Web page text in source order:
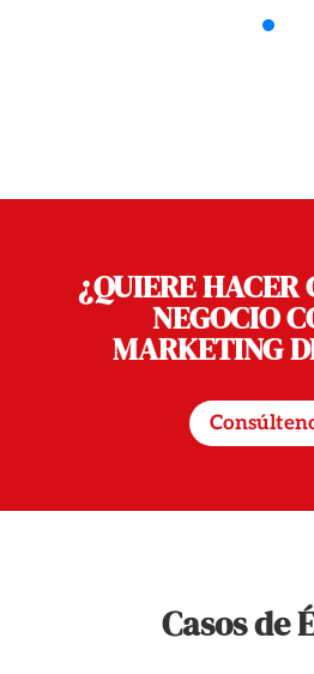
¿QUIERE HACER
NEGOCIO
MARKETING
Casos de